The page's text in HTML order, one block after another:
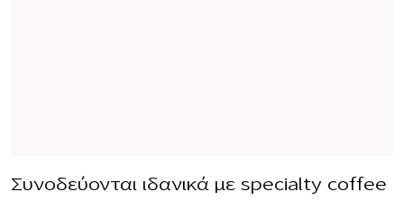
Συνοδεύονται ιδανικά με specialty coffee